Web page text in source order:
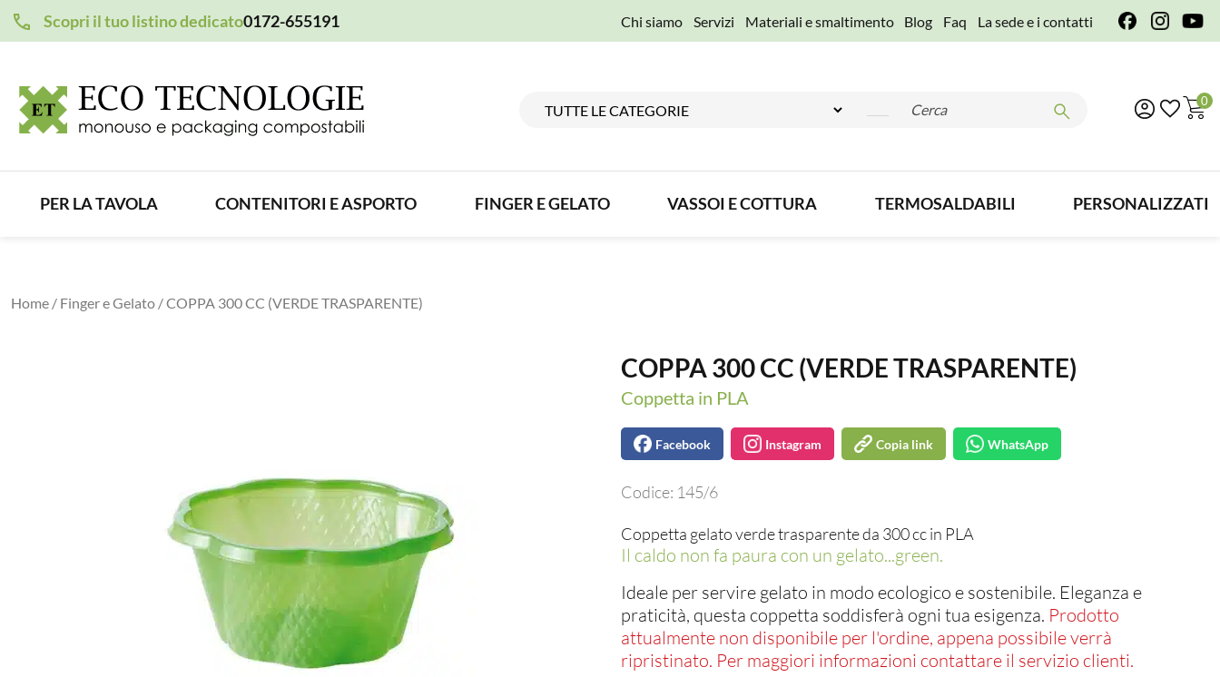
Scopri il tuo listino dedicato0172-655191 Chi siamo Servizi Materiali e smaltimento Blog Faq La sede e i contatti
0
PER LA TAVOLA CONTENITORI E ASPORTO FINGER E GELATO VASSOI E COTTURA TERMOSALDABILI PERSONALIZZATI
Home / Finger e Gelato / COPPA 300 CC (VERDE TRASPARENTE)
COPPA 300 CC (VERDE TRASPARENTE)
Coppetta in PLA
Facebook Instagram Copia link WhatsApp
Codice: 145/6
Coppetta gelato verde trasparente da 300 cc in PLA
Il caldo non fa paura con un gelato...green.
Ideale per servire gelato in modo ecologico e sostenibile. Eleganza e
praticità, questa coppetta soddisferà ogni tua esigenza. Prodotto
attualmente non disponibile per l'ordine, appena possibile verrà
ripristinato. Per maggiori informazioni contattare il servizio clienti.